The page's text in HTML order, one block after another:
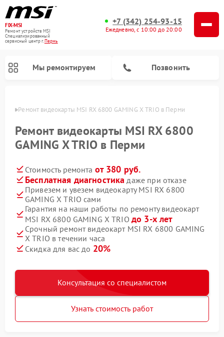
FIX-MSI
Ремонт устройств MSI
Специализированный
cервисный центр г.Пермь
+7 (342) 254-93-15
Ежедневно, с 10:00 до 20:00
Мы ремонтируем Позвонить
Ремонт видеокарты MSI RX 6800 GAMING X TRIO в Перми
Ремонт видеокарты MSI RX 6800
GAMING X TRIO в Перми
Стоимость ремонта от 380 руб.
Бесплатная диагностика даже при отказе
Привезем и увезем видеокарту MSI RX 6800
GAMING X TRIO сами
Гарантия на наши работы по ремонту видеокарт
MSI RX 6800 GAMING X TRIO до 3-х лет
Срочный ремонт видеокарт MSI RX 6800 GAMING
X TRIO в течении часа
Скидка для вас до 20%
Консультация со специалистом
Узнать стоимость работ